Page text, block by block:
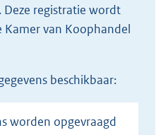
Deze registratie wordt
Kamer van Koophandel
beschikbaar:
worden opgevraagd